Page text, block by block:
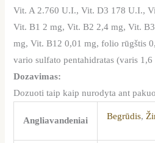
Vit. A 2.760 U.I., Vit. D3 178 U.I.,
Vit. B1 2 mg, Vit. B2 2,4 mg, Vit.
mg, Vit. B12 0,01 mg, folio rūgštis
vario sulfato pentahidratas (varis
Dozavimas:
Dozuoti taip kaip nurodyta ant
Angliavandeniai Begrūdis,